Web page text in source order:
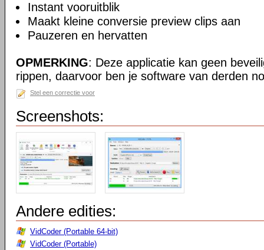
Instant vooruitblik
Maakt kleine conversie preview clips aan
Pauzeren en hervatten
OPMERKING: Deze applicatie kan geen
rippen, daarvoor ben je software van derden
Stel een correctie voor
Screenshots:
Andere edities:
VidCoder (Portable 64-bit)
VidCoder (Portable)